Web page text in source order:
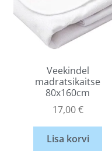
Veekindel
madratsikaitse
80x160cm
17,00€
Lisa korvi